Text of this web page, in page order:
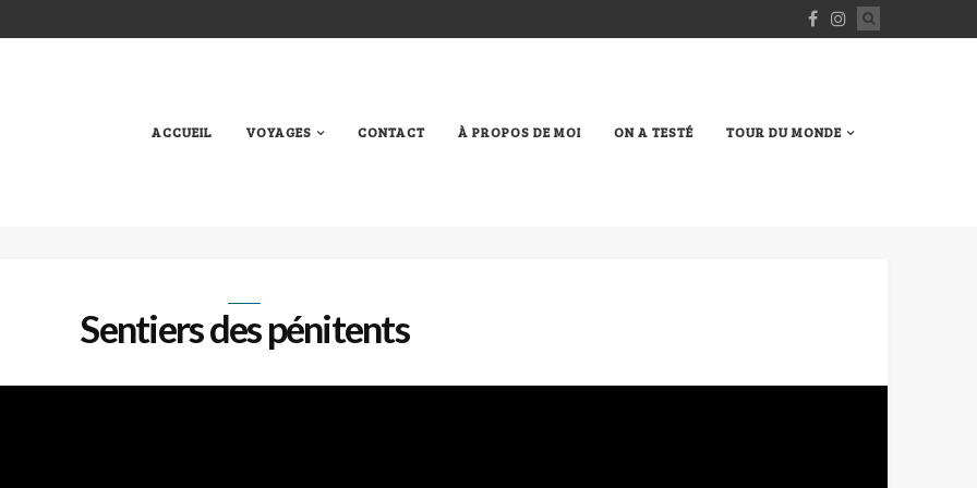
ACCUEIL VOYAGES CONTACT À PROPOS DE MOI ON A TESTÉ TOUR DU MONDE
Sentiers des pénitents